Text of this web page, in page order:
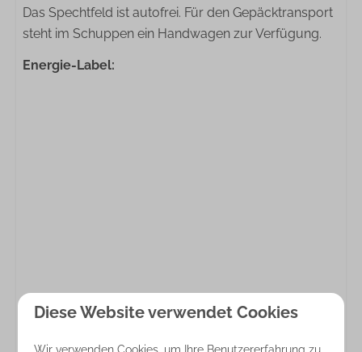
Das Spechtfeld ist autofrei. Für den Gepäcktransport
steht im Schuppen ein Handwagen zur Verfügung.
Energie-Label:
Diese Website verwendet Cookies
Wir verwenden Cookies, um Ihre Benutzererfahrung zu